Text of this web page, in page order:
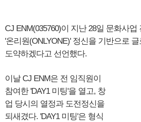
CJ ENM(035760)이 지난 28일 문화사
'온리원(ONLYONE)' 정신을 기반으로
도약하겠다고 선언했다.
이날 CJ ENM은 전 임직원이
참여한 'DAY1 미팅'을 열고, 창
업 당시의 열정과 도전정신을
되새겼다. 'DAY1 미팅'은 형식